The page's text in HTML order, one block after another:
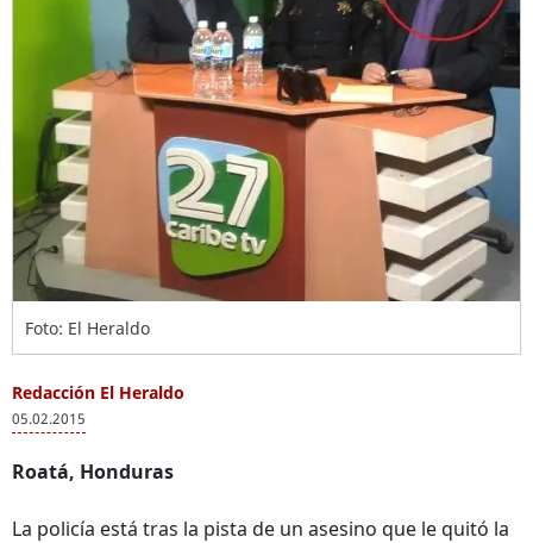
Foto: El Heraldo
Redacción El Heraldo
05.02.2015
Roatá, Honduras
La policía está tras la pista de un asesino que le quitó la